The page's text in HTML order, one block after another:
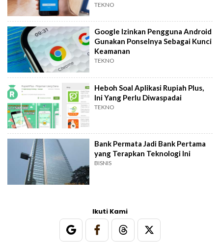
TEKNO
Google Izinkan Pengguna Android
Gunakan Ponselnya Sebagai Kunci
Keamanan
TEKNO
Heboh Soal Aplikasi Rupiah Plus,
Ini Yang Perlu Diwaspadai
TEKNO
Bank Permata Jadi Bank Pertama
yang Terapkan Teknologi Ini
BISNIS
Ikuti Kami